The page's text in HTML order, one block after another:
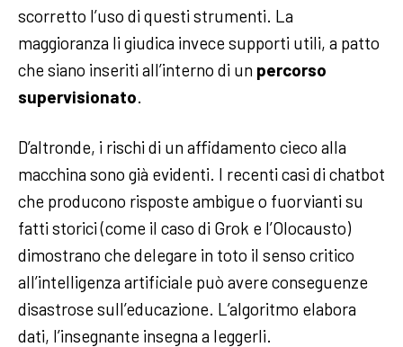
scorretto l’uso di questi strumenti. La
maggioranza li giudica invece supporti utili, a patto
che siano inseriti all’interno di un percorso
supervisionato.
D’altronde, i rischi di un affidamento cieco alla
macchina sono già evidenti. I recenti casi di chatbot
che producono risposte ambigue o fuorvianti su
fatti storici (come il caso di Grok e l’Olocausto)
dimostrano che delegare in toto il senso critico
all’intelligenza artificiale può avere conseguenze
disastrose sull’educazione. L’algoritmo elabora
dati, l’insegnante insegna a leggerli.